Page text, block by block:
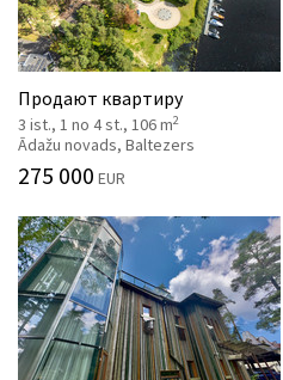
Продают квартиру
3 ist., 1 no 4 st., 106 m2
Ādažu novads, Baltezers
275 000 EUR